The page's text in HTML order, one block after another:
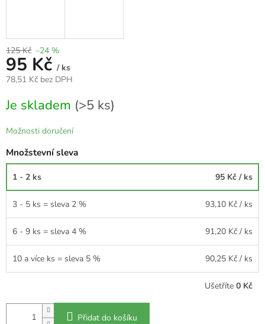
125 Kč –24 %
95 Kč / ks
78,51 Kč bez DPH
cena:
Je skladem (>5 ks)
Možnosti doručení
Množstevní sleva
1 - 2 ks 95 Kč / ks
3 - 5 ks = sleva 2 % 93,10 Kč / ks
6 - 9 ks = sleva 4 % 91,20 Kč / ks
10 a více ks = sleva 5 % 90,25 Kč / ks
Ušetříte 0 Kč
Přidat do košíku